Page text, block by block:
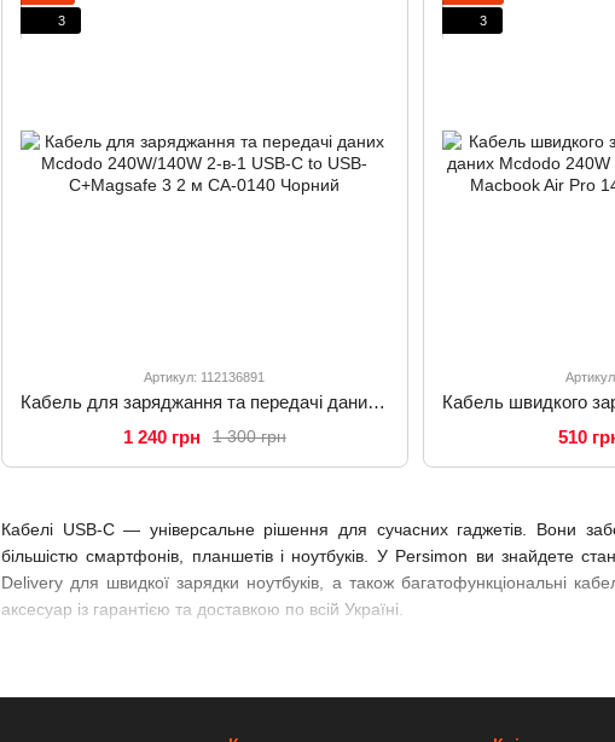
Кабелі USB-C — універсальне рішення для сучасних гаджетів. Вони
більшістю смартфонів, планшетів і ноутбуків. У Persimon ви знайдете
Delivery для швидкої зарядки ноутбуків, а також багатофункціональні
аксесуар із гарантією та доставкою по всій Україні.
3
Артикул: 112136891
Кабель для заряджання та передачі даних Mcdodo 240W/140W 2-в-1 USB-C to USB-C+Magsafe 3 2 м CA-0140 Чорний
1 300 грн
1 240 грн
3
510